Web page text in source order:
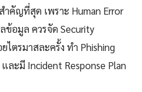
คัญที่สุด เพราะ Human Error
ข้อมูล ควรจัด Security
ไตรมาสละครั้ง ทำ Phishing
ะมี Incident Response Plan